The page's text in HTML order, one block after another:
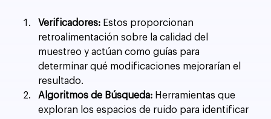
Verificadores: Estos proporcionan
retroalimentación sobre la calidad del
muestreo y actúan como guías para
determinar qué modificaciones mejorarían el
resultado.
Algoritmos de Búsqueda: Herramientas que
exploran los espacios de ruido para identificar